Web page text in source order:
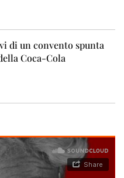
di un convento spunta
Coca-Cola